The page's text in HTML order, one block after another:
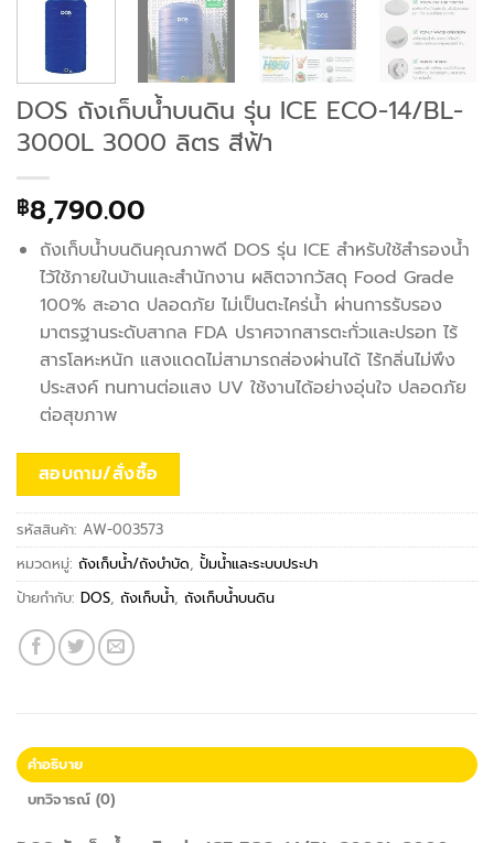
DOS ถังเก็บน้ำบนดิน รุ่น ICE ECO-14/BL-
3000L 3000 ลิตร สีฟ้า
฿8,790.00
ถังเก็บน้ำบนดินคุณภาพดี DOS รุ่น ICE สำหรับใช้สำรองน้ำ
ไว้ใช้ภายในบ้านและสำนักงาน ผลิตจากวัสดุ Food Grade
100% สะอาด ปลอดภัย ไม่เป็นตะไคร่น้ำ ผ่านการรับรอง
มาตรฐานระดับสากล FDA ปราศจากสารตะกั่วและปรอท ไร้
สารโลหะหนัก แสงแดดไม่สามารถส่องผ่านได้ ไร้กลิ่นไม่พึง
ประสงค์ ทนทานต่อแสง UV ใช้งานได้อย่างอุ่นใจ ปลอดภัย
ต่อสุขภาพ
สอบถาม/สั่งซื้อ
รหัสสินค้า: AW-003573
หมวดหมู่: ถังเก็บน้ำ/ถังบำบัด, ปั้มน้ำและระบบประปา
ป้ายกำกับ: DOS, ถังเก็บน้ำ, ถังเก็บน้ำบนดิน
คำอธิบาย
บทวิจารณ์ (0)